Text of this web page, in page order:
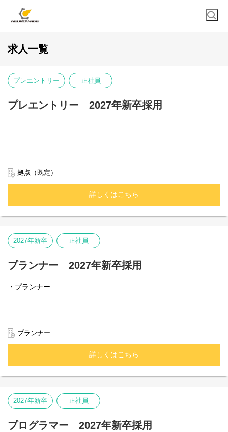
求人一覧
プレエントリー 正社員
プレエントリー 2027年新卒採用
拠点（既定）
詳しくはこちら
2027年新卒 正社員
プランナー 2027年新卒採用
・プランナー
プランナー
詳しくはこちら
2027年新卒 正社員
プログラマー 2027年新卒採用